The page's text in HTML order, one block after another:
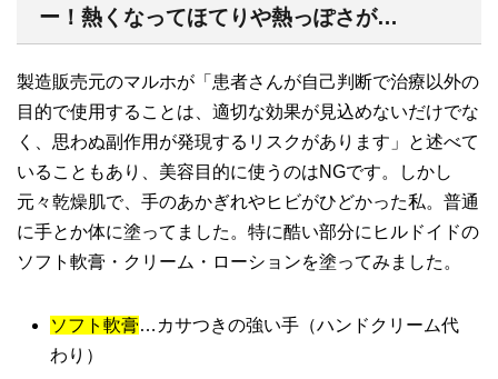
ー！熱くなってほてりや熱っぽさが…
製造販売元のマルホが「患者さんが自己判断で治療以外の
目的で使用することは、適切な効果が見込めないだけでな
く、思わぬ副作用が発現するリスクがあります」と述べて
いることもあり、美容目的に使うのはNGです。しかし
元々乾燥肌で、手のあかぎれやヒビがひどかった私。普通
に手とか体に塗ってました。特に酷い部分にヒルドイドの
ソフト軟膏・クリーム・ローションを塗ってみました。
ソフト軟膏…カサつきの強い手（ハンドクリーム代
わり）